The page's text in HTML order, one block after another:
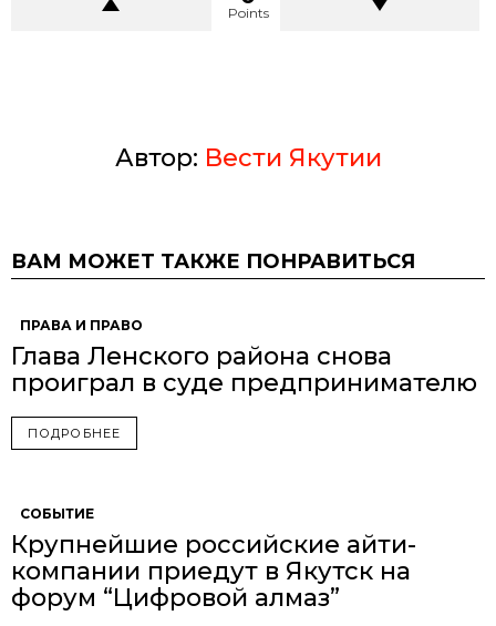
Points
Автор: Вести Якутии
ВАМ МОЖЕТ ТАКЖЕ ПОНРАВИТЬСЯ
ПРАВА И ПРАВО
Глава Ленского района снова
проиграл в суде предпринимателю
ПОДРОБНЕЕ
СОБЫТИЕ
Крупнейшие российские айти-
компании приедут в Якутск на
форум “Цифровой алмаз”